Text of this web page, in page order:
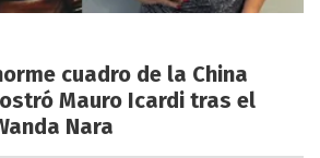
cuadro de la China
Mauro Icardi tras el
Nara